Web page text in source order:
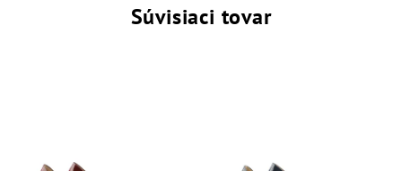
Súvisiaci tovar